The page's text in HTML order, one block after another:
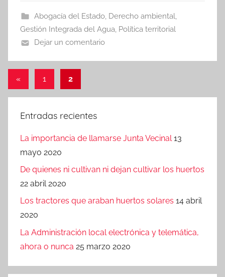
Abogacía del Estado, Derecho ambiental,
Gestión Integrada del Agua, Política territorial
Dejar un comentario
Paginación
de
entradas
«Entradas
anteriores
1 2
Entradas recientes
La importancia de llamarse Junta Vecinal 13
mayo 2020
De quienes ni cultivan ni dejan cultivar los huertos
22 abril 2020
Los tractores que araban huertos solares 14 abril
2020
La Administración local electrónica y telemática,
ahora o nunca 25 marzo 2020